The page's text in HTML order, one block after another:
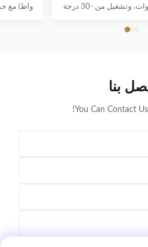
تتراوح من 3.3 إلى 350 كيلووات، وتشغيل من -30 درجة
بنا
You Can Contact